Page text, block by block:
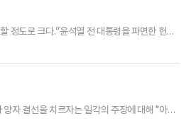
정도로 크다.”윤석열 전 대통령을 파면한 헌법
몰아내는 데 성공했다. 지금 이미 윤석열 전 대
자 결선을 치르자는 일각의 주장에 대해 "아직